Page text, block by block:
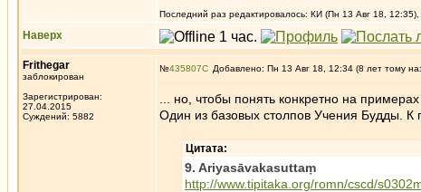
Последний раз редактировалось: КИ (Пн 13 Авг 18, 12:35),
Наверх
Frithegar
заблокирован
Зарегистрирован:
27.04.2015
Суждений: 5882
№435807 Добавлено: Пн 13 Авг 18, 12:34 (8 лет тому
... но, чтобы понять конкретно на
Один из базовых столпов Учения Будды. К
Цитата:
9. Ariyasāvakasuttaṃ
http://www.tipitaka.org/romn/cscd/